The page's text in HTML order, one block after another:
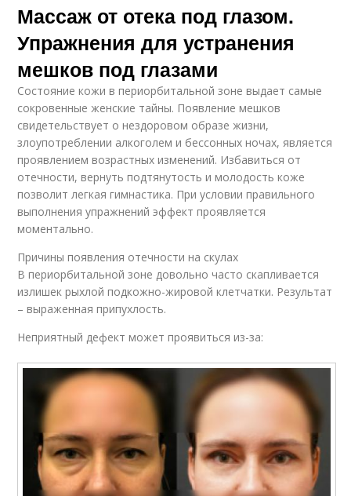
Массаж от отека под глазом.
Упражнения для устранения
мешков под глазами
Состояние кожи в периорбитальной зоне выдает самые
сокровенные женские тайны. Появление мешков
свидетельствует о нездоровом образе жизни,
злоупотреблении алкоголем и бессонных ночах, является
проявлением возрастных изменений. Избавиться от
отечности, вернуть подтянутость и молодость коже
позволит легкая гимнастика. При условии правильного
выполнения упражнений эффект проявляется
моментально.
Причины появления отечности на скулах
В периорбитальной зоне довольно часто скапливается
излишек рыхлой подкожно-жировой клетчатки. Результат
– выраженная припухлость.
Неприятный дефект может проявиться из-за: